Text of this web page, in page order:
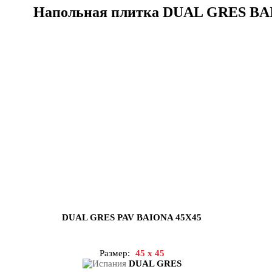
Напольная плитка DUAL GRES
DUAL GRES PAV BAIONA 45X45
Размер:
45 x 45
DUAL GRES